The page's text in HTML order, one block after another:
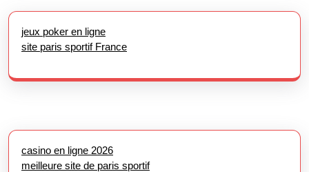
jeux poker en ligne
site paris sportif France
casino en ligne 2026
meilleure site de paris sportif